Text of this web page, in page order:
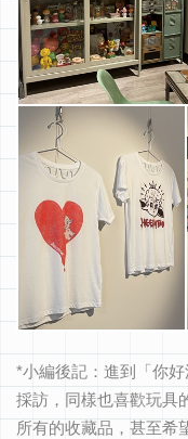
*小編後記：進到「你
採訪，同樣也喜歡玩具
所有的收藏品，甚至希